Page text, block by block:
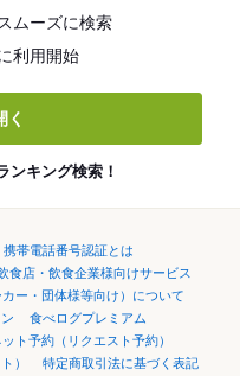
ムーズに検索
利用開始
く
ンキング検索！
携帯電話番号認証とは
食店・飲食企業様向けサービス
ー・団体様等向け）について
食べログプレミアム
ト予約（リクエスト予約）
）
特定商取引法に基づく表記